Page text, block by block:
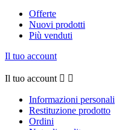
Offerte
Nuovi prodotti
Più venduti
Il tuo account
Il tuo account  
Informazioni personali
Restituzione prodotto
Ordini